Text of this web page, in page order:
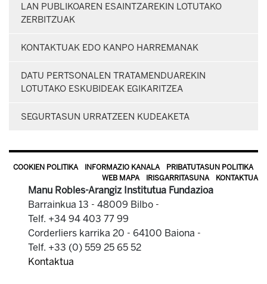
LAN PUBLIKOAREN ESAINTZAREKIN LOTUTAKO
ZERBITZUAK
KONTAKTUAK EDO KANPO HARREMANAK
DATU PERTSONALEN TRATAMENDUAREKIN
LOTUTAKO ESKUBIDEAK EGIKARITZEA
SEGURTASUN URRATZEEN KUDEAKETA
COOKIEN POLITIKA INFORMAZIO KANALA
PRIBATUTASUN POLITIKA
WEB MAPA
IRISGARRITASUNA KONTAKTUA
Manu Robles-Arangiz Institutua Fundazioa
Barrainkua 13 - 48009 Bilbo -
Telf. +34 94 403 77 99
Corderliers karrika 20 - 64100 Baiona -
Telf. +33 (0) 559 25 65 52
Kontaktua